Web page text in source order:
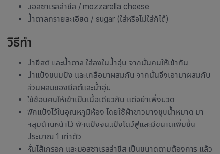
มอสซาเรลล่าชีส / mozzarella cheese
น้ำตาลทรายละเอียด / sugar (ใส่หรือไม่ใส่ก็ได้)
วิธีทำ
นำยีสต์ และน้ำตาล ใส่ลงในน้ำอุ่น จากนั้นคนให้เข้ากัน
นำแป้งขนมปัง และเกลือมาผสมกัน จากนั้นจึงเอามาผสมกับ
ส่วนผสมของยีสต์และน้ำอุ่น
ใช้ช้อนคนให้เข้าเป็นเนื้อเดียวกัน แต่อย่าเพิ่งนวด
พักแป้งไว้ในอุณหภูมิห้อง โดยใช้ผ้าขาวบางชุบน้ำหมาด มา
คลุมด้านหน้าไว้ พักแป้งจนแป้งโดว์ฟูและมีขนาดเพิ่มขึ้น
ประมาณ 1 เท่าตัว
หั่นไส้เกรอก และมอสซาเรลล่าชีส เป็นขนาดตามต้องการ แล้ว